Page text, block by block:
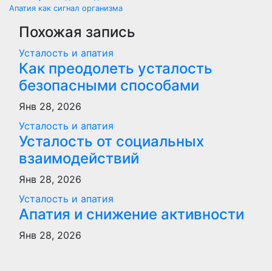
по
записям
Апатия как сигнал организма
Похожая запись
Усталость и апатия
Как преодолеть усталость
безопасными способами
Янв 28, 2026
Усталость и апатия
Усталость от социальных
взаимодействий
Янв 28, 2026
Усталость и апатия
Апатия и снижение активности
Янв 28, 2026